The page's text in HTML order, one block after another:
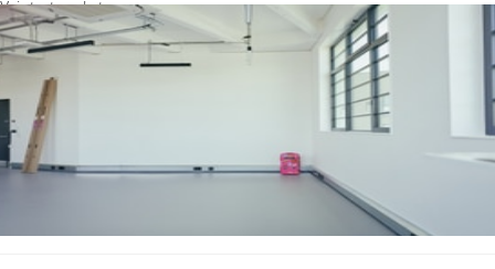
Voir toutes photos